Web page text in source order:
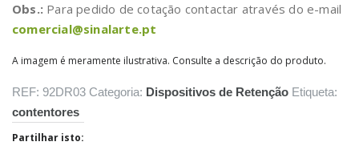
Obs.: Para pedido de cotação contactar através do e-mail
comercial@sinalarte.pt
A imagem é meramente ilustrativa. Consulte a descrição do produto.
REF: 92DR03 Categoria: Dispositivos de Retenção Etiqueta:
contentores
Partilhar isto: